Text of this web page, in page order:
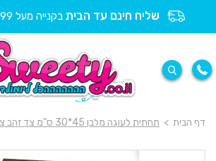
שליח חינם עד הבית בקנייה מעל 299 ₪
דף הבית > תחתית לעוגה מלבן 45*30 ס"מ צד זהב צד כסף